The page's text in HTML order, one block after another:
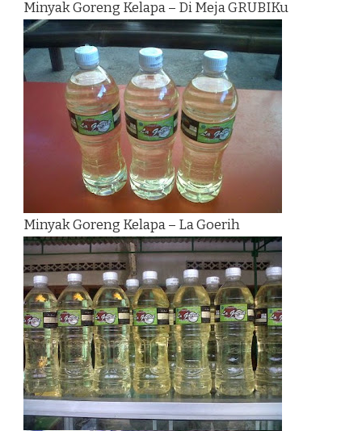
Minyak Goreng Kelapa – Di Meja GRUBIKu
Minyak Goreng Kelapa – La Goerih